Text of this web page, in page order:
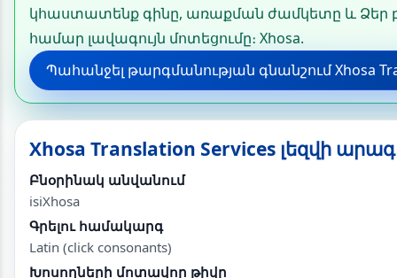
կհաստատենք գինը, առաքման ժամկետը և Ձեր
համար լավագույն մոտեցումը։ Xhosa.
Պահանջել թարգմանության գնանշում Xhosa
Xhosa Translation Services լեզվի
Բնօրինակ անվանում
isiXhosa
Գրելու համակարգ
Latin (click consonants)
Խոսողների մոտավոր թիվը